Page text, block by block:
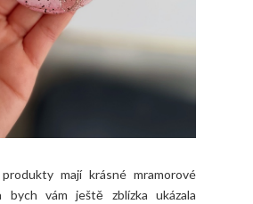
mají krásné mramorové
bych vám ještě zblízka ukázala